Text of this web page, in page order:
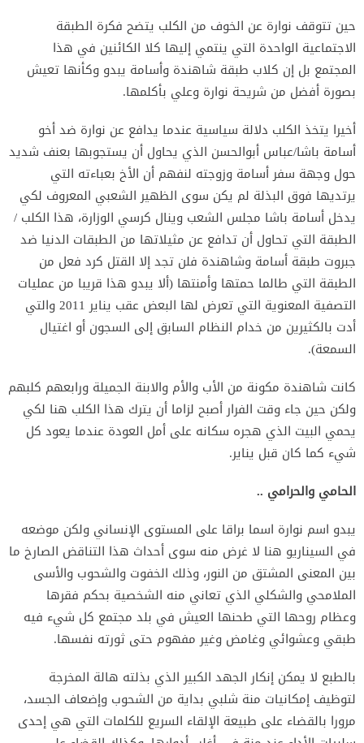
حين تتوقف نوارة عن الخوف من الكلب يتضح فكرة الطبقة
الاجتماعية الواحدة التي ينتمي إليها كلا الكائنين في هذا
المجتمع بل إن كلاب طبقة شاهندة وأسامة يبدو وكأنها تعيش
بصورة أفضل من شريحة نوارة وعلي بأكلمها.
أخيرا يتخذ الكلب دلالة سياسية عندما يدافع عن نوارة ضد أخو
أسامة باشا/عباس أبوالحسن الذي يحاول أن يستجوبها بعنف شديد
حول وجهة سفر أسامة وزوجته لنفهم أن الأخ بعباءته التي
يرتديها فوق البذلة لم يكن سوى الظهير الشعبي المعروف لكي
يدخل أسامة باشا مجلس الشعب وينال كرسي الوزارة، هذا الكلب /
الطبقة التي تحاول أن تدافع عن مثيلاتها من الطبقات الدنيا ضد
جبروت طبقة أسامة وشاهندة فلن تجد إلا القتل كرد فعل من
الطبقة التي طالما حمتها وأمنتها (ألا يبدو هذا قريبا من عمليات
التصفية المعنوية التي تعرض لها البعض عقب يناير 2011 والتي
أدت بالكثيرين من خدام النظام السابق إلى السجون أو اغتيال
السمعة).
كانت شاهندة مكونة من الأب والأم والابنة الجميلة ورابعهم كلبهم
ولكن حين جاء وقت الفرار أصبح لزاما أن يترك هذا الكلب هنا لكي
يحمي البيت الذي هجره سكانه على أمل العودة عندما يعود كل
شيء كما كان قبل يناير.
الحامي والحرامي ..
يبدو اسم نوارة اسما براقا على المستوى الإنساني ولكن موضعه
في السيناريو هنا لا غرض منه سوى أحداث هذا التناقض الصارخ ما
بين المعنى المشتق من النور، وذلك الخفوت والشحوب والأسى
الملامحي والشكلي الذي تعاني منه الشخصية بحكم فقرها
وعظام روحها التي طحنها العيش في بلد مجتمع كل شيء فيه
طبقي وعشوائي وغامض وغير مفهوم حتى ثورته نفسها.
بالطبع لا يمكن إنكار الجهد الكبير الذي بذلته هالة المخرجة
لتوظيف إمكانيات منة شلبي بداية من الشحوب وإضعاف الجسد،
مرورا بالقضاء على طبيعة الإلقاء السريع للكلمات التي هي إحدى